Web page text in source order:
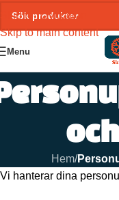
Skip to navigation
Skip to main content
Menu
Hem/
Vi hanterar dina